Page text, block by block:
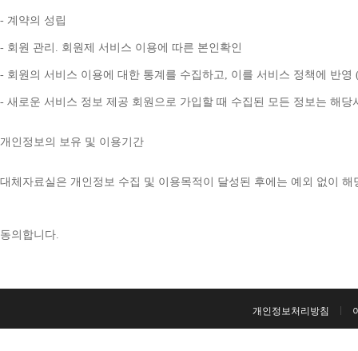
- 계약의 성립
- 회원 관리 . 회원제 서비스 이용에 따른 본인확인
- 회원의 서비스 이용에 대한 통계를 수집하고, 이를 서비스 정책에 반영
- 새로운 서비스 정보 제공 회원으로 가입할 때 수집된 모든 정보는 해
개인정보의 보유 및 이용기간
대체자료실은 개인정보 수집 및 이용목적이 달성된 후에는 예외 없이
동의합니다.
개인정보처리방침